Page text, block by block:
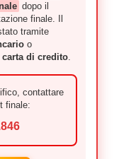
dopo il
finale. Il
tramite
o
di credito.
contattare
finale: